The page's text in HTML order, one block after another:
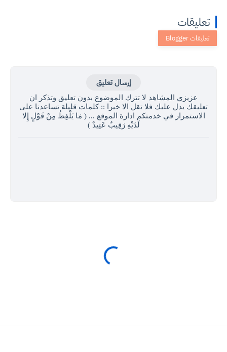
تعليقات
إرسال تعليق
عزيزي المشاهد لا تترك الموضوع بدون تعليق وتذكر ان
تعليقك يدل عليك فلا تقل الا خيرا :: كلمات قليلة تساعدنا على
الاستمرار في خدمتكم ادارة الموقع ... ( مَا يَلْفِظُ مِنْ قَوْلٍ إِلا
لَدَيْهِ رَقِيبٌ عَتِيدٌ )